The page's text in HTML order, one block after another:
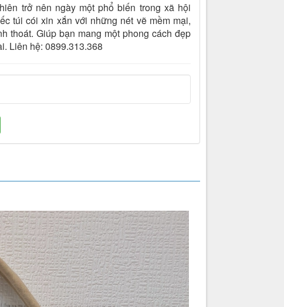
trở nên ngày một phổ biến trong xã hội
túi cói xin xắn với những nét vẽ mềm mại,
thoát. Giúp bạn mang một phong cách đẹp
Liên hệ: 0899.313.368